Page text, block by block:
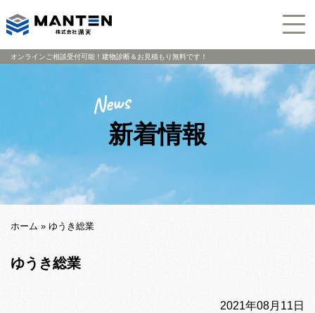
オンラインご相談受付可能！建物診断＆お見積もり無料です！
新着情報
ホーム » ゆうき総業
ゆうき総業
2021年08月11日